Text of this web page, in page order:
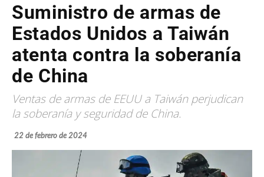
Suministro de armas de
Estados Unidos a Taiwán
atenta contra la soberanía
de China
Ventas de armas de EEUU a Taiwán perjudican
la soberanía y seguridad de China.
22 de febrero de 2024